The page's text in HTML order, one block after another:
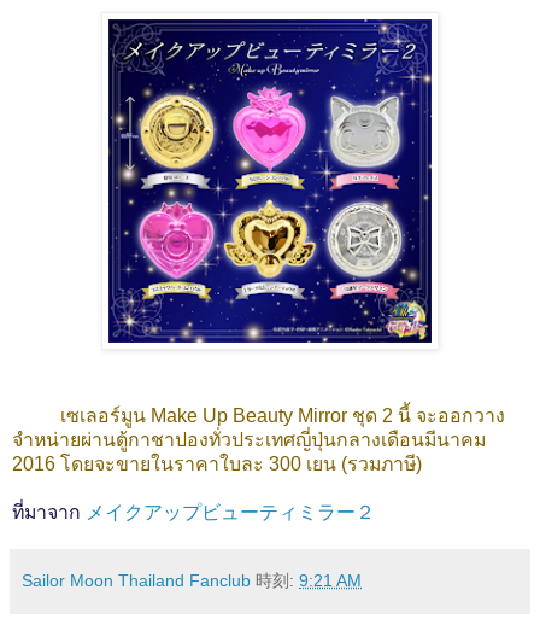
เซเลอร์มูน Make Up Beauty Mirror ชุด 2 นี้ จะออกวาง
จำหน่ายผ่านตู้กาชาปองทั่วประเทศญี่ปุ่นกลางเดือนมีนาคม
2016 โดยจะขายในราคาใบละ 300 เยน (รวมภาษี)
ที่มาจาก メイクアップビューティミラー２
Sailor Moon Thailand Fanclub 時刻: 9:21 AM